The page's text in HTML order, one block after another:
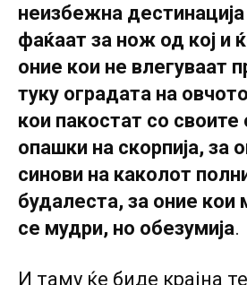
неизбежна
фаќаат за нож од кој и
оние кои не влегуваат
туку оградата на
кои пакостат со своите
опашки на скорпија, за
синови на каколот
будалеста, за оние кои
се мудри, но обезумија.
И таму ќе биде крајна